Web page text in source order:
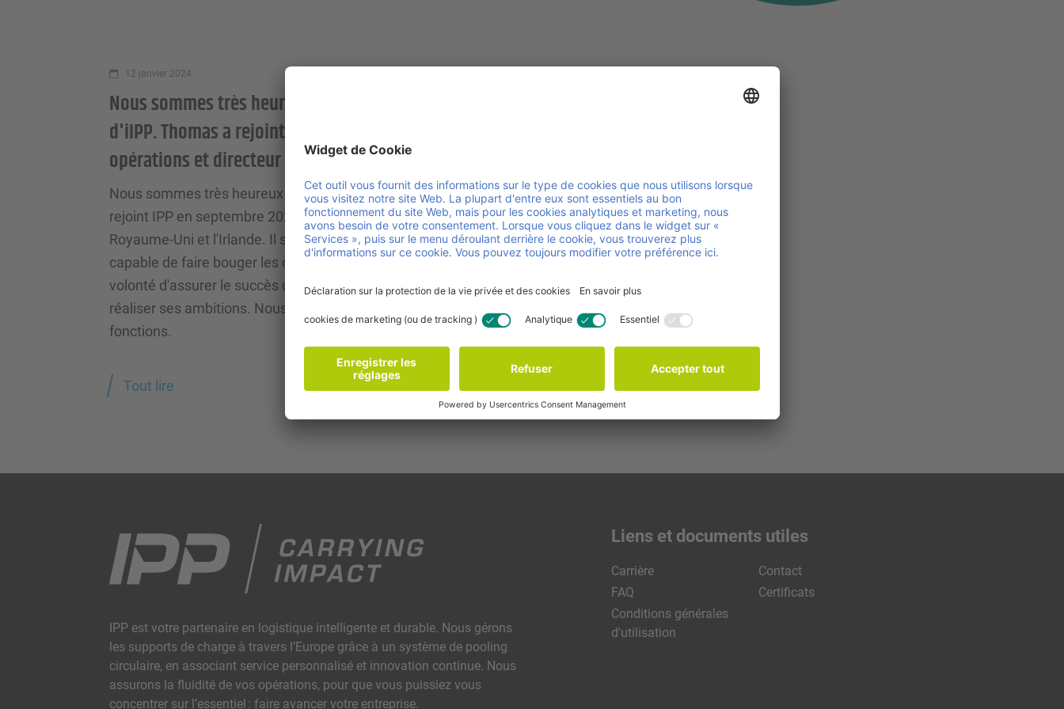
12 janvier 2024
Nous sommes très heureux d'annoncer que Thomas Domson a été nommé PDG de
d'iIPP. Thomas a rejoint IPP en septembre 2022 en tant que directeur des
opérations et directeur national pour le Royaume-Uni et l'Irlande.
Nous sommes très heureux d'annoncer que Thomas Domson a été nommé PDG d'IPP. Thomas a
rejoint IPP en septembre 2022 en tant que directeur des opérations et directeur national pour le
Royaume-Uni et l'Irlande. Il s'est révélé être un dirigeant agile, doté d'une vision claire pour IPP et
capable de faire bouger les choses. Son souci permanent d'amélioration, son engagement et sa
volonté d'assurer le succès de l'entreprise permettront à IPP de poursuivre sa croissance et de
réaliser ses ambitions. Nous souhaitons à Thomas beaucoup de succès dans ses nouvelles
fonctions.
Tout lire
IPP est votre partenaire en logistique intelligente et durable. Nous gérons
les supports de charge à travers l’Europe grâce à un système de pooling
circulaire, en associant service personnalisé et innovation continue. Nous
assurons la fluidité de vos opérations, pour que vous puissiez vous
concentrer sur l’essentiel : faire avancer votre entreprise.
Liens et documents utiles
Carrière
Contact
FAQ
Certificats
Conditions générales
d'utilisation